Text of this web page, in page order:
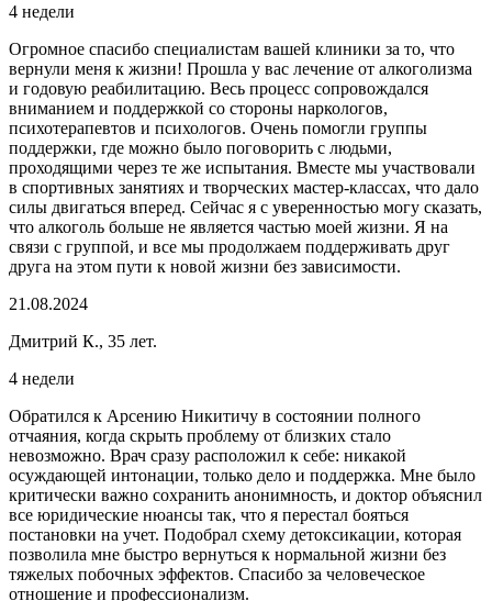
4 недели
Огромное спасибо специалистам вашей клиники за то, что
вернули меня к жизни! Прошла у вас лечение от алкоголизма
и годовую реабилитацию. Весь процесс сопровождался
вниманием и поддержкой со стороны наркологов,
психотерапевтов и психологов. Очень помогли группы
поддержки, где можно было поговорить с людьми,
проходящими через те же испытания. Вместе мы участвовали
в спортивных занятиях и творческих мастер-классах, что дало
силы двигаться вперед. Сейчас я с уверенностью могу сказать,
что алкоголь больше не является частью моей жизни. Я на
связи с группой, и все мы продолжаем поддерживать друг
друга на этом пути к новой жизни без зависимости.
21.08.2024
Дмитрий К., 35 лет.
4 недели
Обратился к Арсению Никитичу в состоянии полного
отчаяния, когда скрыть проблему от близких стало
невозможно. Врач сразу расположил к себе: никакой
осуждающей интонации, только дело и поддержка. Мне было
критически важно сохранить анонимность, и доктор объяснил
все юридические нюансы так, что я перестал бояться
постановки на учет. Подобрал схему детоксикации, которая
позволила мне быстро вернуться к нормальной жизни без
тяжелых побочных эффектов. Спасибо за человеческое
отношение и профессионализм.